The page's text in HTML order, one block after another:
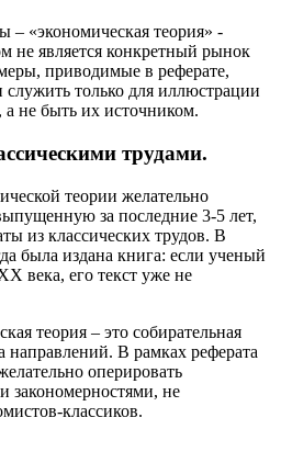
«экономическая теория» -
не является конкретный рынок
приводимые в реферате,
только для иллюстрации
не быть их источником.
трудами.
теории желательно
за последние 3-5 лет,
из классических трудов. В
была издана книга: если ученый
века, его текст уже не
теория – это собирательная
направлений. В рамках реферата
оперировать
закономерностями, не
классиков.